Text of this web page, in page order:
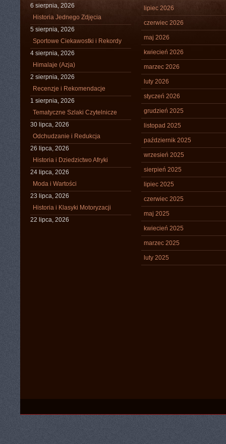
6 sierpnia, 2026
Historia Jednego Zdjęcia
5 sierpnia, 2026
Sportowe Ciekawostki i Rekordy
4 sierpnia, 2026
Himalaje (Azja)
2 sierpnia, 2026
Recenzje i Rekomendacje
1 sierpnia, 2026
Tematyczne Szlaki Czytelnicze
30 lipca, 2026
Odchudzanie i Redukcja
26 lipca, 2026
Historia i Dziedzictwo Afryki
24 lipca, 2026
Moda i Wartości
23 lipca, 2026
Historia i Klasyki Motoryzacji
22 lipca, 2026
lipiec 2026
czerwiec 2026
maj 2026
kwiecień 2026
marzec 2026
luty 2026
styczeń 2026
grudzień 2025
listopad 2025
październik 2025
wrzesień 2025
sierpień 2025
lipiec 2025
czerwiec 2025
maj 2025
kwiecień 2025
marzec 2025
luty 2025